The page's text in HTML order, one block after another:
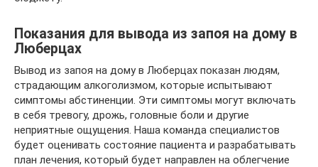
Показания для вывода из запоя на дому в
Люберцах
Вывод из запоя на дому в Люберцах показан людям,
страдающим алкоголизмом, которые испытывают
симптомы абстиненции. Эти симптомы могут включать
в себя тревогу, дрожь, головные боли и другие
неприятные ощущения. Наша команда специалистов
будет оценивать состояние пациента и разрабатывать
план лечения, который будет направлен на облегчение